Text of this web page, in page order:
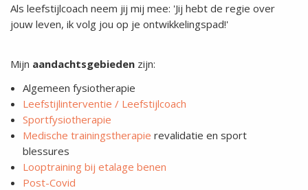
Als leefstijlcoach neem jij mij mee: 'Jij hebt de regie over
jouw leven, ik volg jou op je ontwikkelingspad!'
Mijn aandachtsgebieden zijn:
Algemeen fysiotherapie
Leefstijlinterventie / Leefstijlcoach
Sportfysiotherapie
Medische trainingstherapie revalidatie en sport
blessures
Looptraining bij etalage benen
Post-Covid